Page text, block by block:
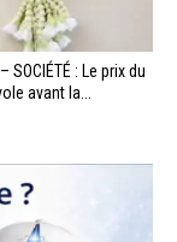
SOCIÉTÉ : Le prix du
avant la...